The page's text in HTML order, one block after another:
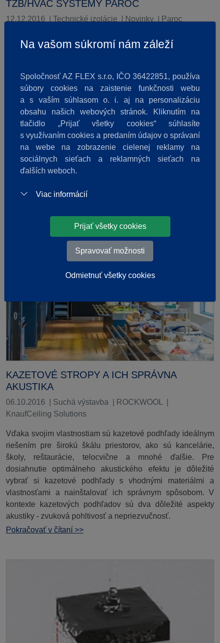
TZB/HVAC SYSTÉMY PAROC
12.12.2016 Technické izolácie Novinky Paroc
TZB/HVAC systémy hrajú v budovách celú radu rolí.
Riešenia PAROC zahŕňajú nehorľavé a energeticky účinné
od kúrenia a vodovodného potrubia po dymové či výfukové
potrubia, cez vzduchotechniky až po ventilačné potrubie.
Technické izolácie sú potom rozdelené do troch hlavných
skupín podľa účelu použitia.
Pokračovať v čítaní >>
KAZETOVÉ STROPY A ICH SPRÁVNA
AKUSTIKA
06.10.2016 Suchá výstavba ROCKWOOL
KnaufCeiling Solutions
Vďaka svojim vlastnostiam sú kazetové podhľady ideálnym
riešením pre širokú škálu priestorov, ako sú kancelárie,
školy, reštaurácie, telocvične a mnohé ďalšie. Pre
dosiahnutie optimálneho akustického efektu je dôležité
vybrať si kazetové podhľady s vhodnými materiálmi a
vlastnosťami a nainštalovať ich správnym spôsobom. V
kontexte kazetových podhľadov sú dva dôležité aspekty
akustiky - zvuková pohltivosť a nepriezvučnosť.
Pokračovať v čítaní >>
Na vašom súkromí nám záleží
Spoločnosť AZ FLEX s.r.o, IČO 36422851, používa
súbory cookies na zaistenie funkčnosti webu
a s vaším súhlasom o. i. aj na personalizáciu
obsahu našich webových stránok. Kliknutím na
tlačidlo „Prijať všetky cookies“ súhlasíte
s využívaním cookies a predaním údajov o správaní
na webe na zobrazenie cielenej reklamy na
sociálnych sieťach a reklamných sieťach na
ďalších weboch.
Viac informácií
Prijať všetky cookies
Spravovať možnosti
Odmietnuť všetky cookies